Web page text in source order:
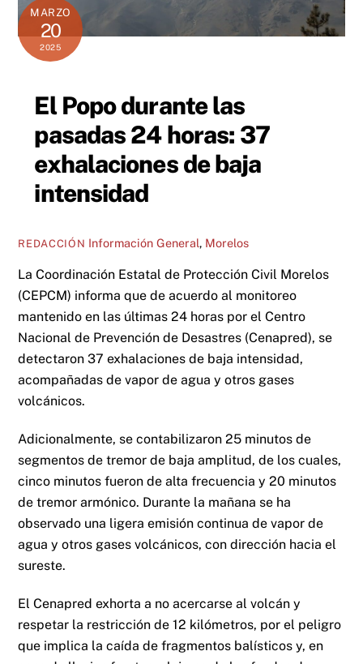
MARZO
20
2025
El Popo durante las
pasadas 24 horas: 37
exhalaciones de baja
intensidad
REDACCIÓN Información General, Morelos
La Coordinación Estatal de Protección Civil Morelos
(CEPCM) informa que de acuerdo al monitoreo
mantenido en las últimas 24 horas por el Centro
Nacional de Prevención de Desastres (Cenapred), se
detectaron 37 exhalaciones de baja intensidad,
acompañadas de vapor de agua y otros gases
volcánicos.
Adicionalmente, se contabilizaron 25 minutos de
segmentos de tremor de baja amplitud, de los cuales,
cinco minutos fueron de alta frecuencia y 20 minutos
de tremor armónico. Durante la mañana se ha
observado una ligera emisión continua de vapor de
agua y otros gases volcánicos, con dirección hacia el
sureste.
El Cenapred exhorta a no acercarse al volcán y
respetar la restricción de 12 kilómetros, por el peligro
que implica la caída de fragmentos balísticos y, en